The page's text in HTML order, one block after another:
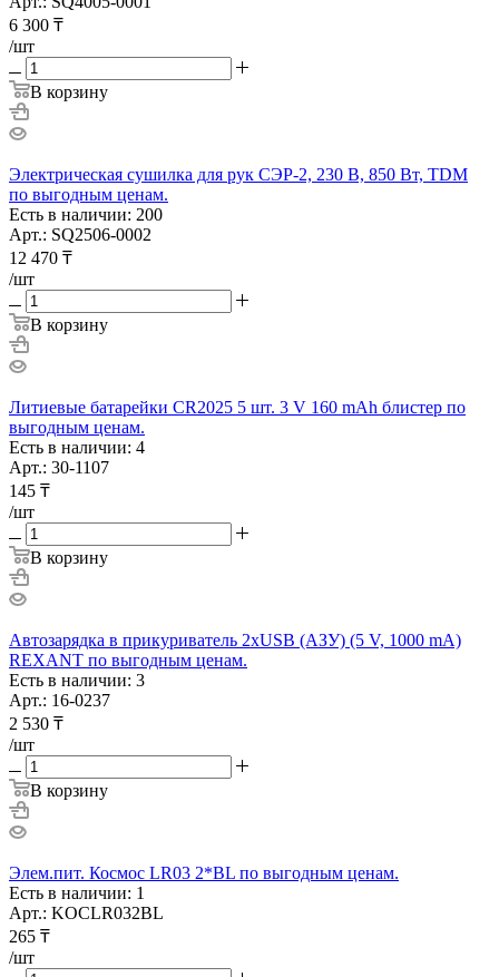
6 300 ₸
/шт
В корзину
Электрическая сушилка для рук СЭР-2, 230 В, 850 Вт, TDM
по выгодным ценам.
Есть в наличии: 200
Арт.: SQ2506-0002
12 470 ₸
/шт
В корзину
Литиевые батарейки CR2025 5 шт. 3 V 160 mAh блистер по
выгодным ценам.
Есть в наличии: 4
Арт.: 30-1107
145 ₸
/шт
В корзину
Автозарядка в прикуриватель 2xUSB (АЗУ) (5 V, 1000 mA)
REXANT по выгодным ценам.
Есть в наличии: 3
Арт.: 16-0237
2 530 ₸
/шт
В корзину
Элем.пит. Космос LR03 2*BL по выгодным ценам.
Есть в наличии: 1
Арт.: KOCLR032BL
265 ₸
/шт